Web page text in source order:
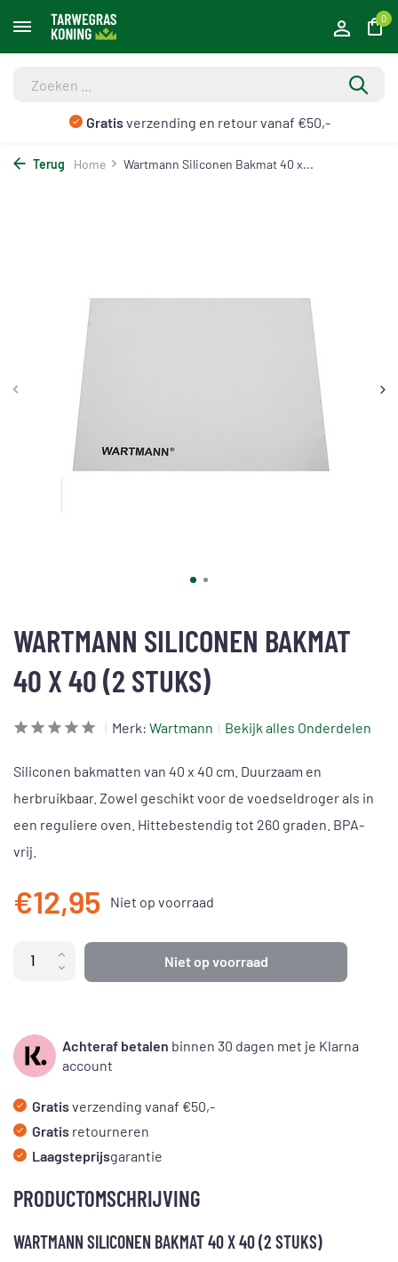
0
Gratisverzending en retour vanaf €50,-
Terug Home Wartmann Siliconen Bakmat 40 x...
WARTMANN SILICONEN BAKMAT
40 X 40 (2 STUKS)
Merk: Wartmann Bekijk alles Onderdelen
Siliconen bakmatten van 40 x 40 cm. Duurzaam en
herbruikbaar. Zowel geschikt voor de voedseldroger als in
een reguliere oven. Hittebestendig tot 260 graden. BPA-
vrij.
€12,95 Niet op voorraad
Niet op voorraad
Achteraf betalen binnen 30 dagen met je Klarna
account
Gratisverzending vanaf €50,-
Gratis retourneren
Laagsteprijsgarantie
PRODUCTOMSCHRIJVING
WARTMANN SILICONEN BAKMAT 40 X 40 (2 STUKS)